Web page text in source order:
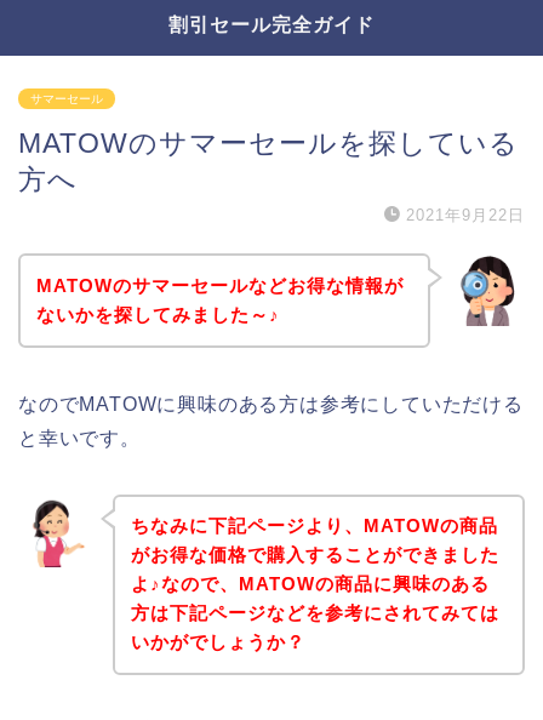
割引セール完全ガイド
サマーセール
MATOWのサマーセールを探している
方へ
2021年9月22日
MATOWのサマーセールなどお得な情報が
ないかを探してみました～♪
なのでMATOWに興味のある方は参考にしていただける
と幸いです。
ちなみに下記ページより、MATOWの商品
がお得な価格で購入することができました
よ♪なので、MATOWの商品に興味のある
方は下記ページなどを参考にされてみては
いかがでしょうか？